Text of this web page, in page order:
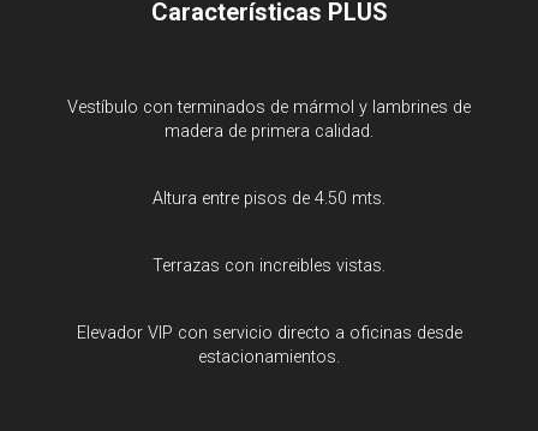
Características PLUS
Vestíbulo con terminados de mármol y lambrines de
madera de primera calidad.
Altura entre pisos de 4.50 mts.
Terrazas con increibles vistas.
Elevador VIP con servicio directo a oficinas desde
estacionamientos.